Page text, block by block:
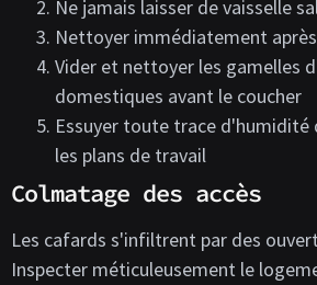
Ne jamais laisser de vaisselle
Nettoyer immédiatement
Vider et nettoyer les gamelles
domestiques avant le coucher
Essuyer toute trace d'humidité
les plans de travail
Colmatage des accès
Les cafards s'infiltrent par des
Inspecter méticuleusement le